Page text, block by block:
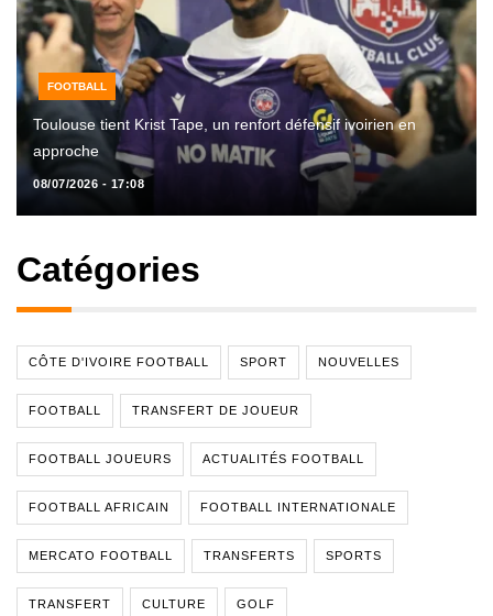
FOOTBALL
Toulouse tient Krist Tape, un renfort défensif ivoirien en
approche
08/07/2026 - 17:08
Catégories
CÔTE D'IVOIRE FOOTBALL SPORT NOUVELLES
FOOTBALL TRANSFERT DE JOUEUR
FOOTBALL JOUEURS ACTUALITÉS FOOTBALL
FOOTBALL AFRICAIN FOOTBALL INTERNATIONALE
MERCATO FOOTBALL TRANSFERTS SPORTS
TRANSFERT CULTURE GOLF